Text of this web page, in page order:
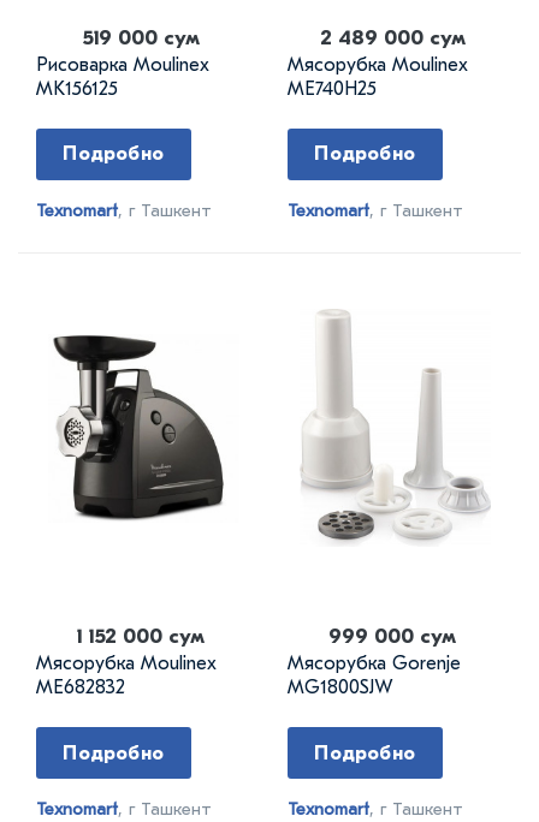
519 000 сум
Рисоварка Moulinex
MK156125
Подробно
Texnomart, г Ташкент
2 489 000 сум
Мясорубка Moulinex
ME740H25
Подробно
Texnomart, г Ташкент
1 152 000 сум
Мясорубка Moulinex
ME682832
Подробно
Texnomart, г Ташкент
999 000 сум
Мясорубка Gorenje
MG1800SJW
Подробно
Texnomart, г Ташкент